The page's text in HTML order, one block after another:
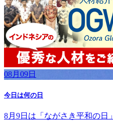
08月09日
今日は何の日
8月9日は「ながさき平和の日」